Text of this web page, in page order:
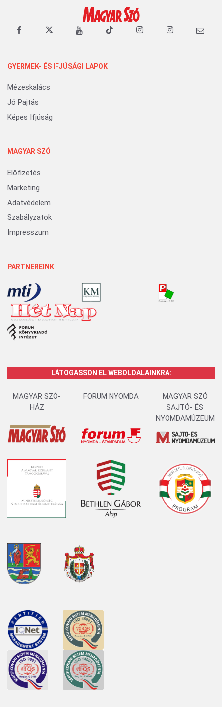
GYERMEK- ÉS IFJÚSÁGI LAPOK
Mézeskalács
Jó Pajtás
Képes Ifjúság
MAGYAR SZÓ
Előfizetés
Marketing
Adatvédelem
Szabályzatok
Impresszum
PARTNEREINK
LÁTOGASSON EL WEBOLDALAINKRA:
MAGYAR SZÓ-
HÁZ
FORUM NYOMDA
MAGYAR SZÓ
SAJTÓ- ÉS
NYOMDAMÚZEUM